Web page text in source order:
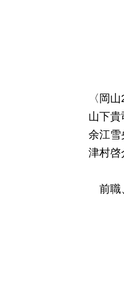
〈岡
山下
余江雪
津村啓
前職